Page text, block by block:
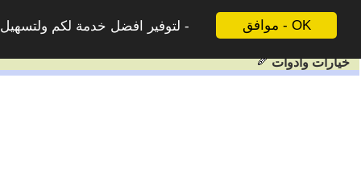
موافق - OK
لتوفير افضل خدمة لكم
خيارات وادوات